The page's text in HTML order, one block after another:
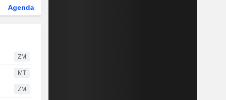
Agenda
ZM
MT
ZM